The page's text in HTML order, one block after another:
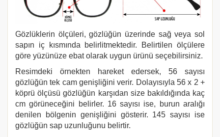
Gözlüklerin ölçüleri, gözlüğün üzerinde sağ veya sol
sapın iç kısmında belirlitmektedir. Belirtilen ölçülere
göre yüzünüze ebat olarak uygun ürünü seçebilirsiniz.
Resimdeki örnekten hareket edersek, 56 sayısı
gözlüğün tek cam genişliğini verir. Dolayısıyla 56 x 2 +
köprü ölçüsü gözlüğün karşıdan size bakıldığında kaç
cm görüneceğini belirler. 16 sayısı ise, burun aralığı
denilen bölgenin genişliğini gösterir. 145 sayısı ise
gözlüğün sap uzunluğunu belirtir.